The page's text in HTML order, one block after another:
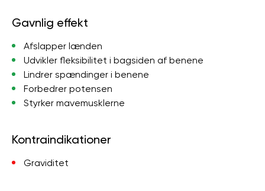
Gavnlig effekt
Afslapper lænden
Udvikler fleksibilitet i bagsiden af ​​benene
Lindrer spændinger i benene
Forbedrer potensen
Styrker mavemusklerne
Kontraindikationer
Graviditet